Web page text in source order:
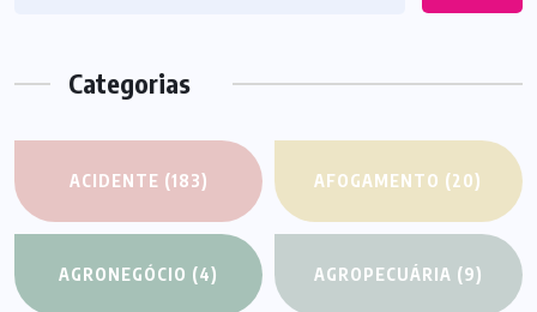
Categorias
ACIDENTE (183) AFOGAMENTO (20)
AGRONEGÓCIO (4) AGROPECUÁRIA (9)